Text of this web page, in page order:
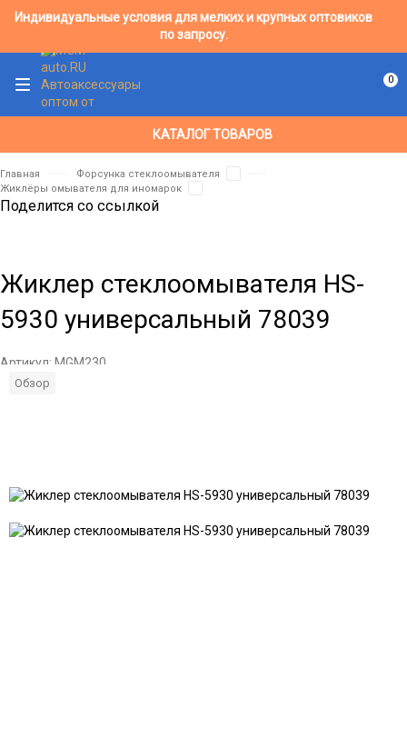
Индивидуальные условия для мелких и крупных оптовиков
по запросу.
КАТАЛОГ ТОВАРОВ
0
Главная
Форсунка стеклоомывателя
Жиклёры омывателя для иномарок
Поделится со ссылкой
Жиклер стеклоомывателя HS-
5930 универсальный 78039
Артикул: MGM230
Обзор
в
к